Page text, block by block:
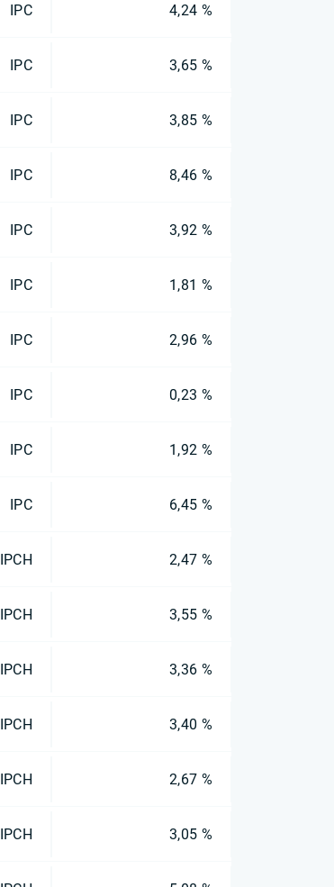
IPC 4,24 %
IPC 3,65 %
IPC 3,85 %
IPC 8,46 %
IPC 3,92 %
IPC 1,81 %
IPC 2,96 %
IPC 0,23 %
IPC 1,92 %
IPC 6,45 %
IPCH 2,47 %
IPCH 3,55 %
IPCH 3,36 %
IPCH 3,40 %
IPCH 2,67 %
IPCH 3,05 %